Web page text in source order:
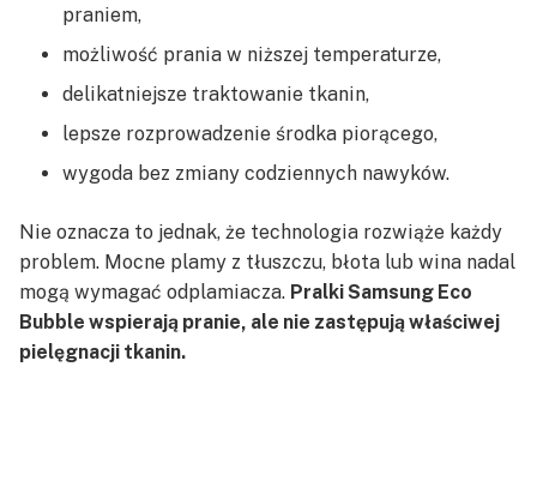
praniem,
możliwość prania w niższej temperaturze,
delikatniejsze traktowanie tkanin,
lepsze rozprowadzenie środka piorącego,
wygoda bez zmiany codziennych nawyków.
Nie oznacza to jednak, że technologia rozwiąże każdy
problem. Mocne plamy z tłuszczu, błota lub wina nadal
mogą wymagać odplamiacza. Pralki Samsung Eco
Bubble wspierają pranie, ale nie zastępują właściwej
pielęgnacji tkanin.